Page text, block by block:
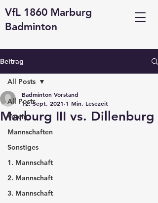
VfL 1860 Marburg
Badminton
Beitrag
All Posts
Verein
Mannschaften
Sonstiges
1. Mannschaft
2. Mannschaft
3. Mannschaft
All Posts
Marburg III vs. Dillenburg
Badminton Vorstand
12. Sept. 2021 1 Min. Lesezeit